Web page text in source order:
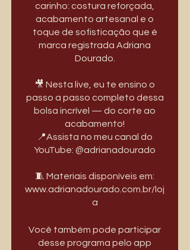
carinho: costura reforçada,
acabamento artesanal e o
toque de sofisticação que é
marca registrada Adriana
Dourado.
🎥 Nesta live, eu te ensino o
passo a passo completo dessa
bolsa incrível — do corte ao
acabamento!
📍Assista no meu canal do
YouTube: @adrianadourado
🧵 Materiais disponíveis em:
www.adrianadourado.com.br/loj
a
Você também pode participar
desse programa pelo app